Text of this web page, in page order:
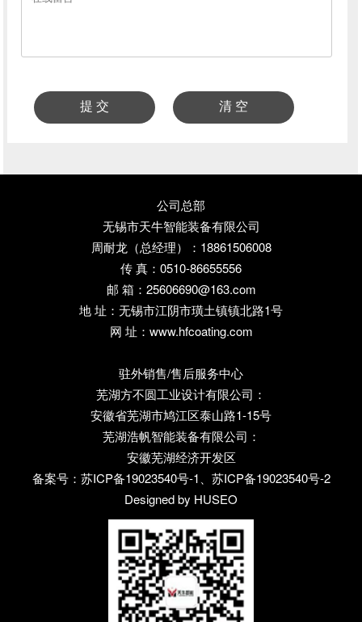
公司总部
无锡市天牛智能装备有限公司
周耐龙（总经理）：18861506008
传 真：0510-86655556
邮 箱：25606690@163.com
地 址：无锡市江阴市璜土镇镇北路1号
网 址：www.hfcoating.com
驻外销售/售后服务中心
芜湖方不圆工业设计有限公司：
安徽省芜湖市鸠江区泰山路1-15号
芜湖浩帆智能装备有限公司：
安徽芜湖经济开发区
备案号： 苏ICP备19023540号-1、苏ICP备19023540号-2
Designed by HUSEO